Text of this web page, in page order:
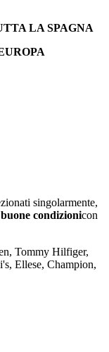
LA SPAGNA
singolarmente,
buone condizionicon
Tommy Hilfiger,
Ellese, Champion,